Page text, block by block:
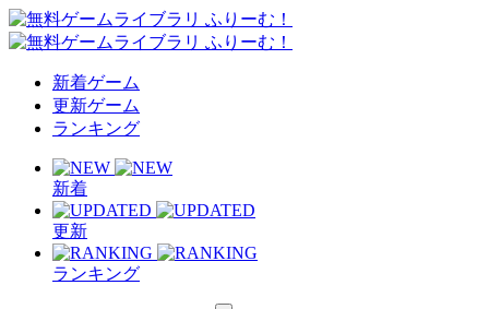
新着ゲーム
更新ゲーム
ランキング
新着
更新
ランキング